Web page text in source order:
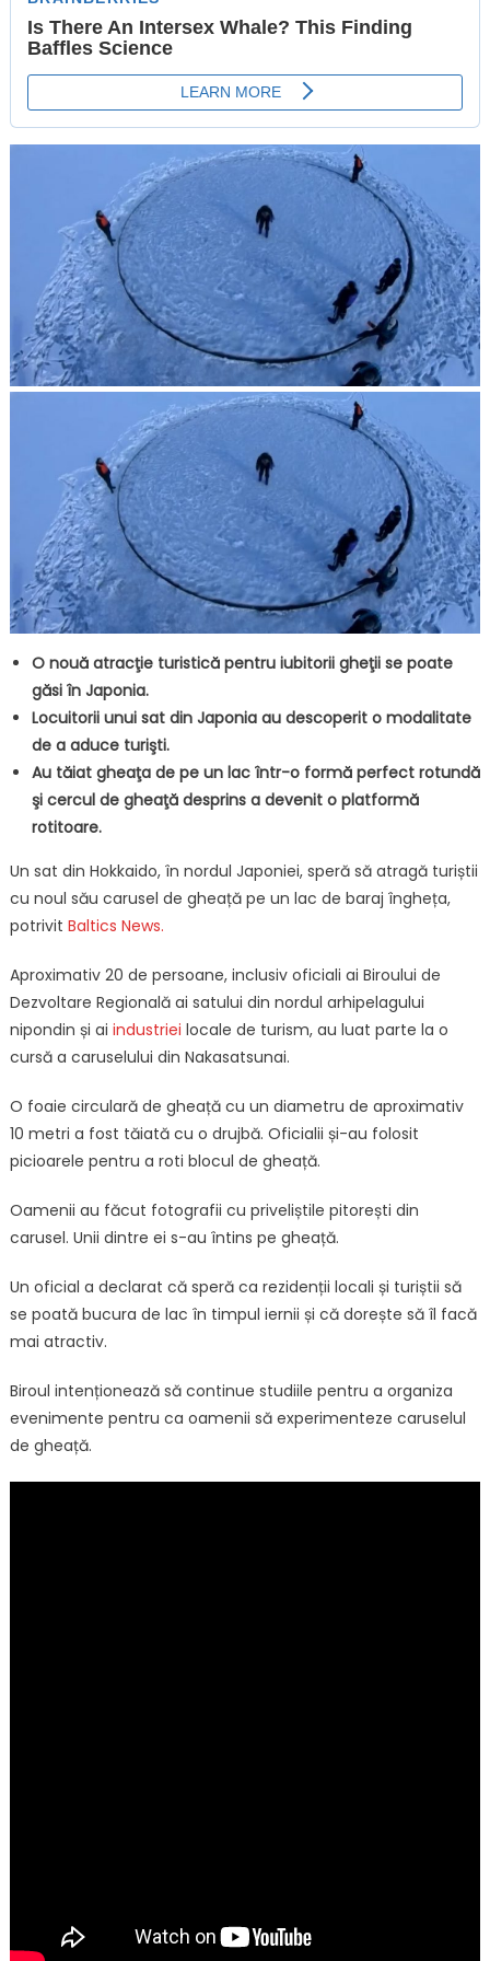
O nouă atracţie turistică pentru iubitorii gheţii se poate
găsi în Japonia.
Locuitorii unui sat din Japonia au descoperit o modalitate
de a aduce turişti.
Au tăiat gheaţa de pe un lac într-o formă perfect rotundă
şi cercul de gheaţă desprins a devenit o platformă
rotitoare.
Un sat din Hokkaido, în nordul Japoniei, speră să atragă turiștii
cu noul său carusel de gheață pe un lac de baraj îngheța,
potrivit Baltics News.
Aproximativ 20 de persoane, inclusiv oficiali ai Biroului de
Dezvoltare Regională ai satului din nordul arhipelagului
nipondin și ai industriei locale de turism, au luat parte la o
cursă a caruselului din Nakasatsunai.
O foaie circulară de gheață cu un diametru de aproximativ
10 metri a fost tăiată cu o drujbă. Oficialii și-au folosit
picioarele pentru a roti blocul de gheață.
Oamenii au făcut fotografii cu priveliștile pitorești din
carusel. Unii dintre ei s-au întins pe gheață.
Un oficial a declarat că speră ca rezidenții locali și turiștii să
se poată bucura de lac în timpul iernii și că dorește să îl facă
mai atractiv.
Biroul intenționează să continue studiile pentru a organiza
evenimente pentru ca oamenii să experimenteze caruselul
de gheață.